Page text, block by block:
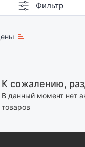
Фильтр
К сожалению,
В данный момент нет
товаров